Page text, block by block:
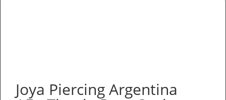
Joya Piercing Argentina